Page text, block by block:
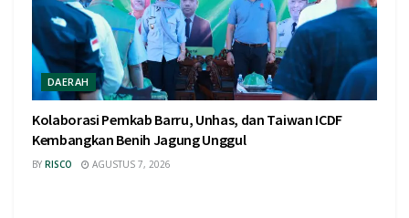
DAERAH
Kolaborasi Pemkab Barru, Unhas, dan Taiwan ICDF
Kembangkan Benih Jagung Unggul
BY RISCO AGUSTUS 7, 2026